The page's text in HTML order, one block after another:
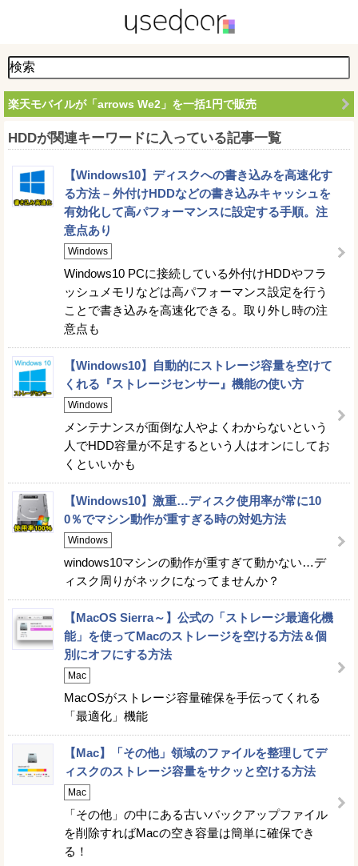
楽天モバイルが「arrows We2」を一括1円で販売
HDDが関連キーワードに入っている記事一覧
【Windows10】ディスクへの書き込みを高速化す
る方法 – 外付けHDDなどの書き込みキャッシュを
有効化して高パフォーマンスに設定する手順。注
意点あり
Windows
Windows10 PCに接続している外付けHDDやフラ
ッシュメモリなどは高パフォーマンス設定を行う
ことで書き込みを高速化できる。取り外し時の注
意点も
【Windows10】自動的にストレージ容量を空けて
くれる『ストレージセンサー』機能の使い方
Windows
メンテナンスが面倒な人やよくわからないという
人でHDD容量が不足するという人はオンにしてお
くといいかも
【Windows10】激重…ディスク使用率が常に10
0％でマシン動作が重すぎる時の対処方法
Windows
windows10マシンの動作が重すぎて動かない…デ
ィスク周りがネックになってませんか？
【MacOS Sierra～】公式の「ストレージ最適化機
能」を使ってMacのストレージを空ける方法＆個
別にオフにする方法
Mac
MacOSがストレージ容量確保を手伝ってくれる
「最適化」機能
【Mac】「その他」領域のファイルを整理してデ
ィスクのストレージ容量をサクッと空ける方法
Mac
「その他」の中にある古いバックアップファイル
を削除すればMacの空き容量は簡単に確保でき
る！